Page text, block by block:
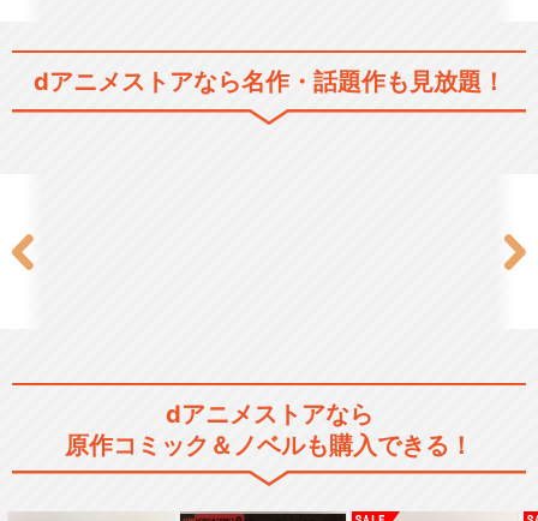
夏目友人帳 漆
dアニメストアなら名作・話題作も見放題！
dアニメストアなら
原作コミック＆ノベルも購入できる！